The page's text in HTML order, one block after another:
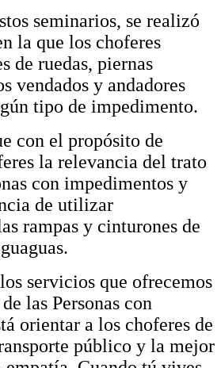
seminarios, se realizó
la que los choferes
de ruedas, piernas
vendados y andadores
tipo de impedimento.
con el propósito de
la relevancia del trato
con impedimentos y
de utilizar
rampas y cinturones de
servicios que ofrecemos
las Personas con
orientar a los choferes de
público y la mejor